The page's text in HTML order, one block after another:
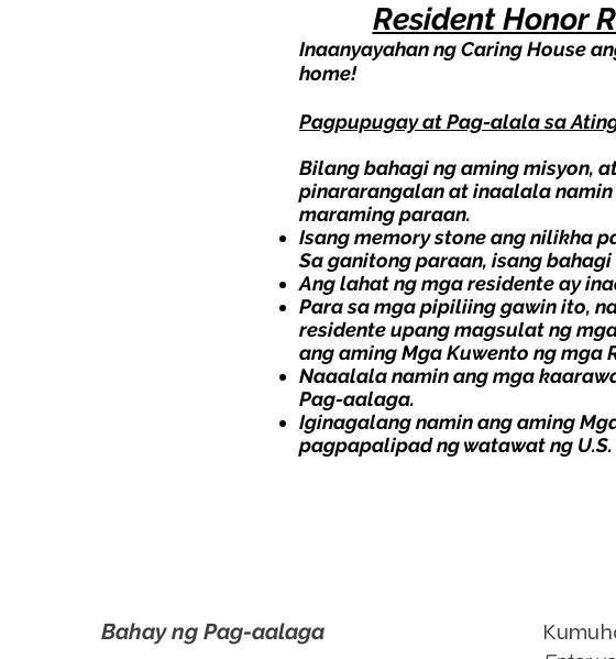
Resident Honor
Inaanyayahan ng Caring House
home!
Pagpupugay at Pag-alala sa
Bilang bahagi ng aming misyon,
pinararangalan at inaalala
maraming paraan.
Isang memory stone ang nilikha
Sa ganitong paraan, isang
Ang lahat ng mga residente ay
Para sa mga pipiliing gawin ito,
residente upang magsulat ng
ang aming Mga Kuwento ng mga
Naaalala namin ang mga
Pag-aalaga.
Iginagalang namin ang aming
pagpapalipad ng watawat ng
Bahay ng Pag-aalaga